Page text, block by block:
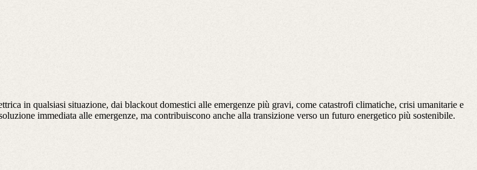
in qualsiasi situazione, dai blackout domestici alle emergenze più gravi, come catastrofi climatiche, crisi umanitarie e
immediata alle emergenze, ma contribuiscono anche alla transizione verso un futuro energetico più sostenibile.